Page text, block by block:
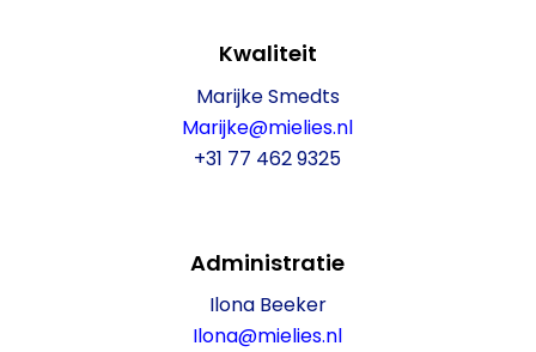
Kwaliteit
Marijke Smedts
Marijke@mielies.nl
+31 77 462 9325
Administratie
Ilona Beeker
Ilona@mielies.nl